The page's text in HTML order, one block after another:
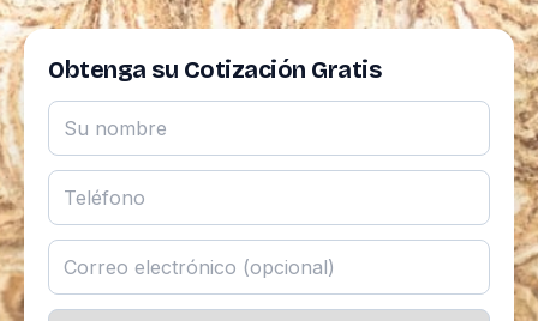
Obtenga su Cotización Gratis